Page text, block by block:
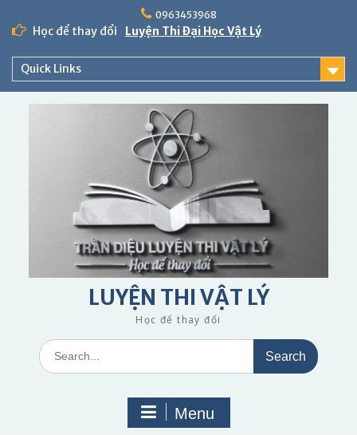
content
0963453968
Học để thay đổi Luyện Thi Đại Học Vật Lý
Quick Links
LUYỆN THI VẬT LÝ
Học để thay đổi
Search
for:
Menu